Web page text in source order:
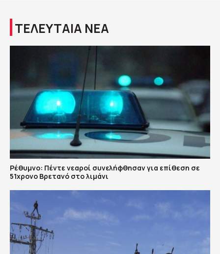
ΤΕΛΕΥΤΑΙΑ ΝΕΑ
Ρέθυμνο: Πέντε νεαροί συνελήφθησαν για επίθεση σε
51χρονο Βρετανό στο λιμάνι